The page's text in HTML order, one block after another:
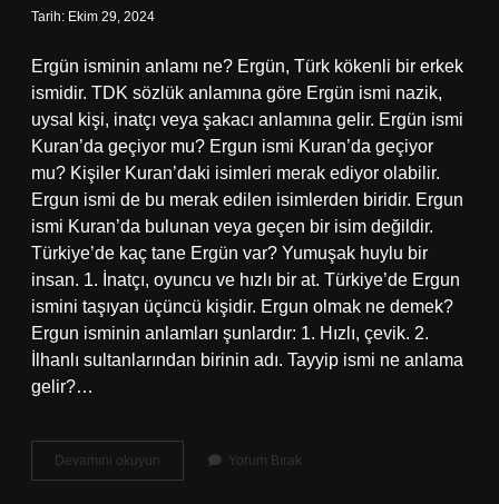
Tarih: Ekim 29, 2024
Ergün isminin anlamı ne? Ergün, Türk kökenli bir erkek
ismidir. TDK sözlük anlamına göre Ergün ismi nazik,
uysal kişi, inatçı veya şakacı anlamına gelir. Ergün ismi
Kuran’da geçiyor mu? Ergun ismi Kuran’da geçiyor
mu? Kişiler Kuran’daki isimleri merak ediyor olabilir.
Ergun ismi de bu merak edilen isimlerden biridir. Ergun
ismi Kuran’da bulunan veya geçen bir isim değildir.
Türkiye’de kaç tane Ergün var? Yumuşak huylu bir
insan. 1. İnatçı, oyuncu ve hızlı bir at. Türkiye’de Ergun
ismini taşıyan üçüncü kişidir. Ergun olmak ne demek?
Ergun isminin anlamları şunlardır: 1. Hızlı, çevik. 2.
İlhanlı sultanlarından birinin adı. Tayyip ismi ne anlama
gelir?…
Devamını okuyun
Ismi
Yorum Bırak